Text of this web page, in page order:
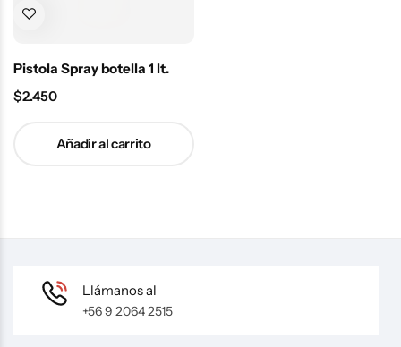
Pistola Spray botella 1 lt.
$2.450
Añadir al carrito
Llámanos al
+56 9 2064 2515